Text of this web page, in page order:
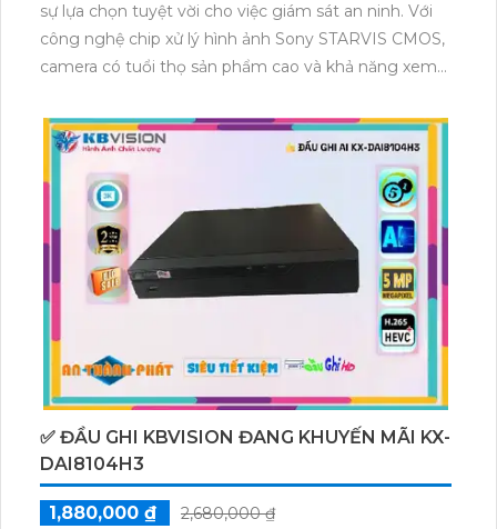
sự lựa chọn tuyệt vời cho việc giám sát an ninh. Với
công nghệ chip xử lý hình ảnh Sony STARVIS CMOS,
camera có tuổi thọ sản phẩm cao và khả năng xem
biệt, thiết bị này hỗ trợ các công nghệ AHD CVI TVI
BCS, giúp tiết kiệm chi phí và mang lại màu sắc sáng
đẹp 2.0 MP. Sử dụng đầu ghi tích hợp công nghệ
nhìn đêm chất lượng, camera còn có màu ban đêm
tối ưu hơn, đảm bảo sự an toàn và chất lượng giám
sát ban đêm.
✅ ĐẦU GHI KBVISION ĐANG KHUYẾN MÃI KX-
DAI8104H3
1,880,000 ₫
2,680,000 ₫